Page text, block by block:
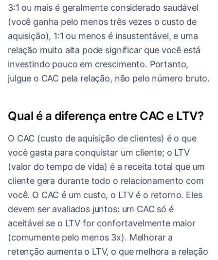
3:1 ou mais é geralmente considerado saudável
(você ganha pelo menos três vezes o custo de
aquisição), 1:1 ou menos é insustentável, e uma
relação muito alta pode significar que você está
investindo pouco em crescimento. Portanto,
julgue o CAC pela relação, não pelo número bruto.
Qual é a diferença entre CAC e LTV?
O CAC (custo de aquisição de clientes) é o que
você gasta para conquistar um cliente; o LTV
(valor do tempo de vida) é a receita total que um
cliente gera durante todo o relacionamento com
você. O CAC é um custo, o LTV é o retorno. Eles
devem ser avaliados juntos: um CAC só é
aceitável se o LTV for confortavelmente maior
(comumente pelo menos 3x). Melhorar a
retenção aumenta o LTV, o que melhora a relação